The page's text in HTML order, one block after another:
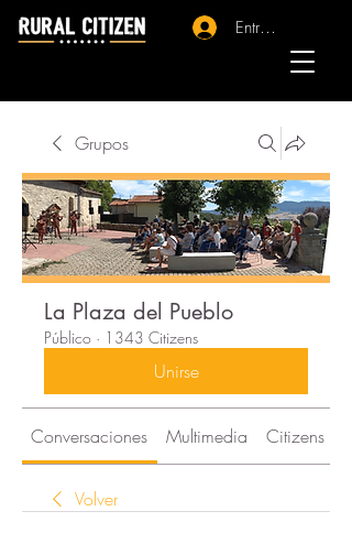
Entrar - Registro
Grupos
La Plaza del Pueblo
Público · 1343 Citizens
Unirse
Conversaciones Multimedia Citizens
Volver